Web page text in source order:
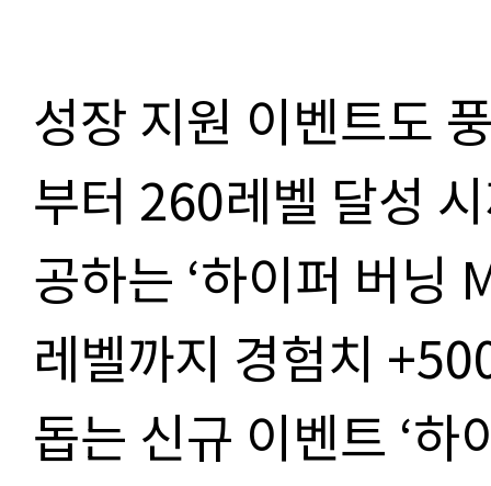
성장 지원 이벤트도
부터 260레벨 달성
공하는 ‘하이퍼 버닝
레벨까지 경험치
돕는 신규 이벤트 ‘하